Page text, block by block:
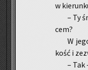
w
– Ty
cem?
W
kość i
– Tak